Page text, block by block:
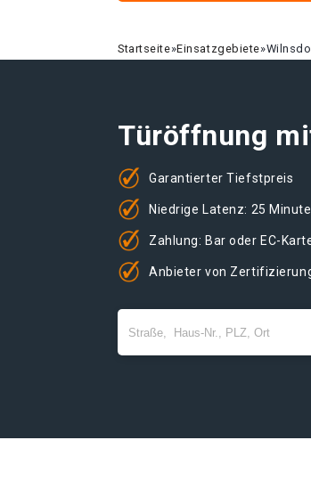
Startseite»Einsatzgebiete»
Türöffnung
Garantierter Tiefstpreis
Niedrige Latenz: 25
Zahlung: Bar oder EC-
Anbieter von